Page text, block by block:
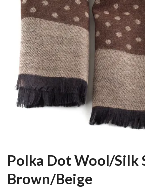
Polka Dot Wool/Silk
Brown/Beige